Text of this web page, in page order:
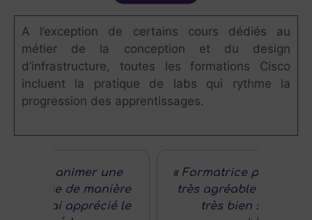
A l’exception de certains cours dédiés au
métier de la conception et du design
d’infrastructure, toutes les formations Cisco
incluent la pratique de labs qui rythme la
progression des apprentissages.
« Formatrice professionnelle,
très agréable et qui connaît
très bien son sujet »